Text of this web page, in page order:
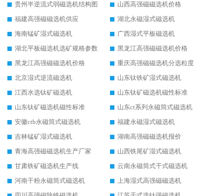
贵州半逆流式弱磁选机结构图
山西高强磁磁选机价格
福建高强磁磁选机供应
湖北永磁湿式磁选机
海南锰矿湿式磁选机
广西湿式平板磁选机
湖北平板磁选机选矿规格参数
黑龙江高强磁磁选机价格
黑龙江高强磁磁选机价格
重庆高强磁磁选机分选粒度
北京湿式逆流磁选机
山东钛铁矿湿式磁选机
江西水选钛矿磁选机
山东钛矿磁选机磁性标准
山东钛矿磁选机磁性标准
山东ct系列永磁筒式磁选机
安徽ctb永磁筒式磁选机
福建永磁湿式磁选机
吉林锰矿湿式磁选机
湖南高强磁磁选机报价
青海高强磁磁选机生产厂家
山西铁尾矿湿式磁选机
甘肃铁矿磁选机生产线
云南永磁筒式干式磁选机
河南干粉永磁筒式磁选机
上海湿式高强磁磁选机